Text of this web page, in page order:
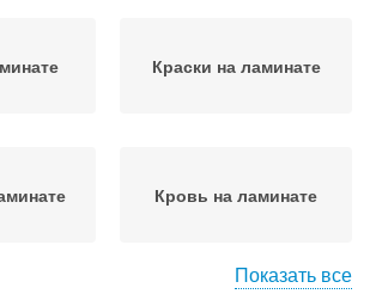
Краски на ламинате
Кровь на ламинате
Показать все